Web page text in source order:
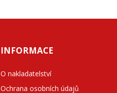
INFORMACE
O nakladatelství
Ochrana osobních údajů